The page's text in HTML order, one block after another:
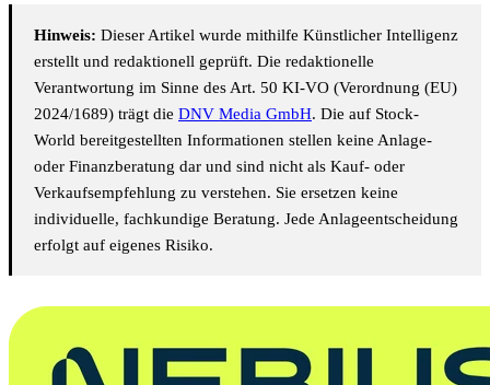
Hinweis: Dieser Artikel wurde mithilfe Künstlicher Intelligenz
erstellt und redaktionell geprüft. Die redaktionelle
Verantwortung im Sinne des Art. 50 KI-VO (Verordnung (EU)
2024/1689) trägt die DNV Media GmbH. Die auf Stock-
World bereitgestellten Informationen stellen keine Anlage-
oder Finanzberatung dar und sind nicht als Kauf- oder
Verkaufsempfehlung zu verstehen. Sie ersetzen keine
individuelle, fachkundige Beratung. Jede Anlageentscheidung
erfolgt auf eigenes Risiko.